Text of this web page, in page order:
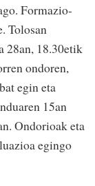
Formazio-
Tolosan
28an, 18.30etik
ondoren,
egin eta
15an
Ondorioak eta
egingo